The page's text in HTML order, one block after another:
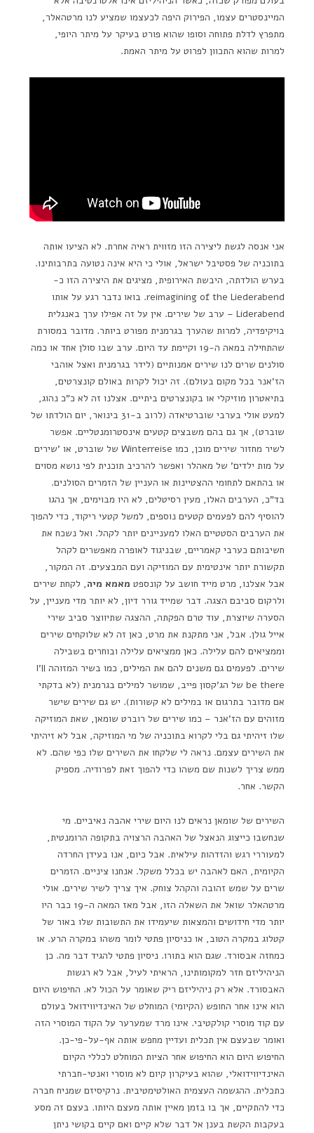
המיינסטרים עצמו, הפירוק היפה לכעצמו שמציע לנו מרטהאלר,
מתפרץ לדלת פתוחה וסופו שהוא פורט בעיקר על מיתר היופי,
למרות שהוא התכוון לפרוט על מיתר האמת.
אני אנסה לגשת ליצירה הזו מזווית ראיה אחרת. לא הציעו אותה
בתוכניה של פסטיבל ישראל, אולי כי היא אינה נטועה בתרבותינו.
בערש הולדתה, היבשת האירופית, מציגים את היצירה הזו כ-
reimagining of the Liederabend. בואו נדבר רגע על אותו
Liderabend – ערב של שירים. אין על זה אפילו ערך באנגלית
בויקיפדיה, למרות שהערך בגרמנית מפורט ביותר. מדובר במסורת
שהתחילה במאה ה-19 וקיימת עד היום. ערב שבו סולן אחד או כמה
סולנים שרים לנו שירים אמנותיים (לידר בגרמנית ואצל אוהבי
הז'אנר בכל מקום בעולם). זה יכול לקרות באולם קונצרטים,
בתיאטרון מוזיקלי או בקונצרטים ביתיים. אצלנו זה לא כ"כ נהוג,
למעט אולי בערבי שוברטיאדה (לרוב ב-31 בינואר, יום הולדתו של
שוברט), אך גם בהם משבצים קטעים אינסטרומנטליים. אפשר
לשיר מחזור שירים מוכן, כמו Winterreise של שוברט, או 'שירים
על מות ילדים' של מאהלר ואפשר להרכיב תוכנית לפי נושא מסוים
או בהתאם לתחומי ההצטיינות או העניין של הזמרים הסולנים.
בד"כ, הערבים האלו, מעין רסיטלים, לא היו מבוימים, אך נהגו
להוסיף להם לפעמים קטעים נוספים, למשל קטעי ריקוד, כדי להפוך
את הערבים הסטטיים האלו למעניינים יותר לקהל. ואל נשכח את
חשיבותם כערבי קאמריים, שבניגוד לאופרה מאפשרים לקהל
תקשורת יותר אינטימית עם המוזיקה ועם המבצעים. זה המקור,
אבל אצלנו, מרט מייד חושב על קונספט מאמא מיה, לקחת שירים
ולרקום סביבם הצגה. דבר שמייד גורר דיון, לא יותר מדי מעניין, על
הסערה שיוצרת, עוד טרם הפקתה, ההצגה שתיווצר סביב שירי
אייל גולן. אבל, אני מתקנת את מרט, כאן זה לא שלוקחים שירים
וממציאים להם עלילה. כאן ממציאים עלילה ובוחרים בשבילה
שירים. לפעמים גם משנים להם את המילים, כמו בשיר המזוהה I'll
be there של הג'קסון פייב, שמושר למילים בגרמנית (לא בדקתי
אם מדובר בתרגום או במילים לא קשורות). יש גם שירים שישר
מזוהים עם הז'אנר – כמו שירים של רוברט שומאן, שאת המוזיקה
שלו זיהיתי גם בלי לקרוא בתוכניה של מי המוזיקה, אבל לא זיהיתי
את השירים עצמם. נראה לי שלקחו את השירים שלו כפי שהם. לא
ממש צריך לשנות שם משהו כדי להפוך זאת לפרודיה. מספיק
הקשר. אחר.
השירים של שומאן נראים לנו היום שירי אהבה נאיביים. מי
שנחשבו כייצוג הנאצל של האהבה הרצויה בתקופה הרומנטית,
למעוררי רגש והזדהות עילאית. אבל כיום, אנו בעידן החרדה
הקיומית, האם לאהבה יש בכלל משקל. אנחנו ציניים. הזמרים
שרים על שמש זהובה והקהל צוחק. איך צריך לשיר שירים. אולי
מרטהאלר שואל את השאלה הזו, אבל מאז המאה ה-19 כבר היו
יותר מדי חידושים והמצאות שיעמידו את התשובות שלו באור של
קטלוג במקרה הטוב, או כניסיון פתטי לומר משהו במקרה הרע. או
כמחזה אבסורד. שגם הוא בתורו. ניסיון פתטי להגיד דבר מה. כן
הניהיליזם חזר למקומותינו, הראיתי לעיל, אבל לא רגשות
האבסורד. אלא רק ניהיליזם ריק שאומר על הכול לא. החיפוש היום
הוא אינו אחר החופש (הקיומי) המוחלט של האינדיווידואל בעולם
עם קוד מוסרי קולקטיבי. אינו מרד שמערער על הקוד המוסרי הזה
ואומר שבעצם אין תכלית ועדיין מחפש אותה אף-על-פי-כן.
החיפוש היום הוא החיפוש אחר הציות המוחלט לכללי הקיום
האינדיווידואלי, שהוא בעיקרון קיום לא מוסרי ואנטי-חברתי
כתכלית. ההגשמה העצמית האולטימטיבית. נרקיסיזם שמניח חברה
כדי להתקיים, אך בו בזמן מאיין אותה מעצם היותו. בעצם זה מסע
בעקבות הקשת בענן אל דבר שלא קיים ואם קיים בקושי ניתן